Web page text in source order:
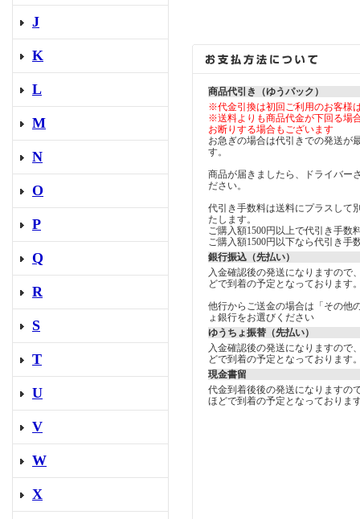
J
K
L
M
N
O
P
Q
R
S
T
U
V
W
X
商品代引き（ゆうパック）
※代金引換は初回ご利用のお客様
※送料よりも商品代金が下回る場
お断りする場合もございます
お急ぎの場合は代引きでの発送が
す。
商品が届きましたら、ドライバー
ださい。
代引き手数料は送料にプラスして
たします。
ご購入額1500円以上で代引き手数
ご購入額1500円以下なら代引き手
銀行振込（先払い）
入金確認後の発送になりますので
どで到着の予定となっております
他行からご送金の場合は「その他
ょ銀行をお選びください
ゆうちょ振替（先払い）
入金確認後の発送になりますので
どで到着の予定となっております
現金書留
代金到着後後の発送になりますの
ほどで到着の予定となっておりま